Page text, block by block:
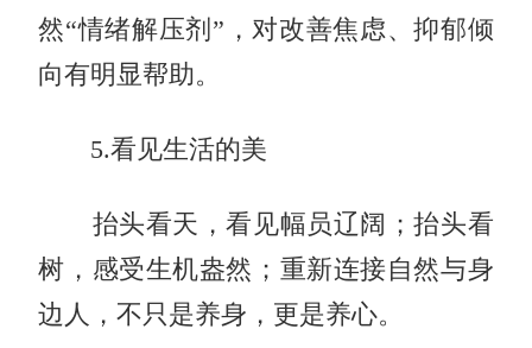
然“情绪解压剂”，对改善焦虑、抑郁倾
向有明显帮助。
5.看见生活的美
抬头看天，看见幅员辽阔；抬头看
树，感受生机盎然；重新连接自然与身
边人，不只是养身，更是养心。